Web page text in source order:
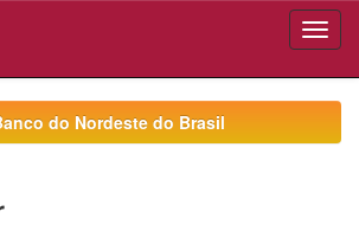
do Nordeste do Brasil